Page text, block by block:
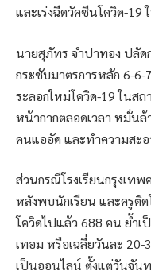
และเร่งฉีดวัคซีนโควิด-19
นายสุภัทร จำปาทอง ปลัด
กระชับมาตรการหลัก 6-6-
ระลอกใหม่โควิด-19 ในส
หน้ากากตลอดเวลา หมั่น
คนแออัด และทำความสะ
ส่วนกรณีโรงเรียนกรุงเท
หลังพบนักเรียน และครูติ
โควิดไปแล้ว 688 คน ย้ำ
เทอม หรือเฉลี่ยวันละ 20-
เป็นออนไลน์ ตั้งแต่วันจัน